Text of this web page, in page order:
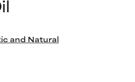
and Natural